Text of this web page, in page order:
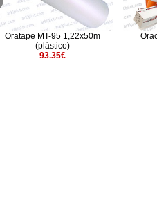
Oratape MT-95 1,22x50m
(plástico)
93.35€